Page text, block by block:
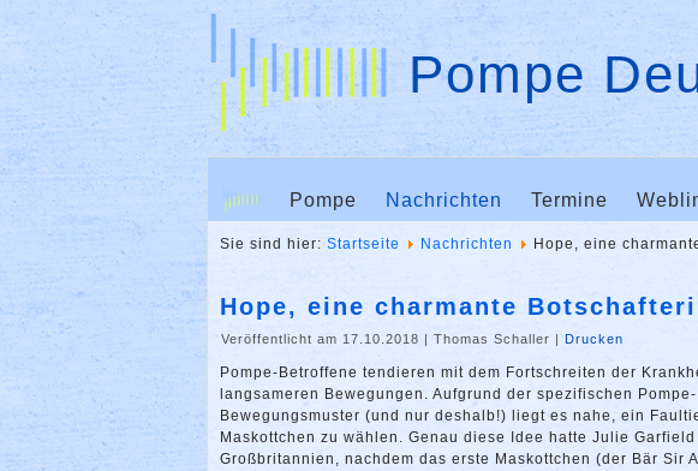
Pompe
Pompe Nachrichten Termine
Sie sind hier: Startseite Nachrichten Hope, eine
Hope, eine charmante
Veröffentlicht am 17.10.2018 | Thomas Schaller | Drucken
Pompe-Betroffene tendieren mit dem Fortschreiten der
langsameren Bewegungen. Aufgrund der spezifischen Pompe-
Bewegungsmuster (und nur deshalb!) liegt es nahe, ein
Maskottchen zu wählen. Genau diese Idee hatte Julie Garfield
Großbritannien, nachdem das erste Maskottchen (der Bär Sir